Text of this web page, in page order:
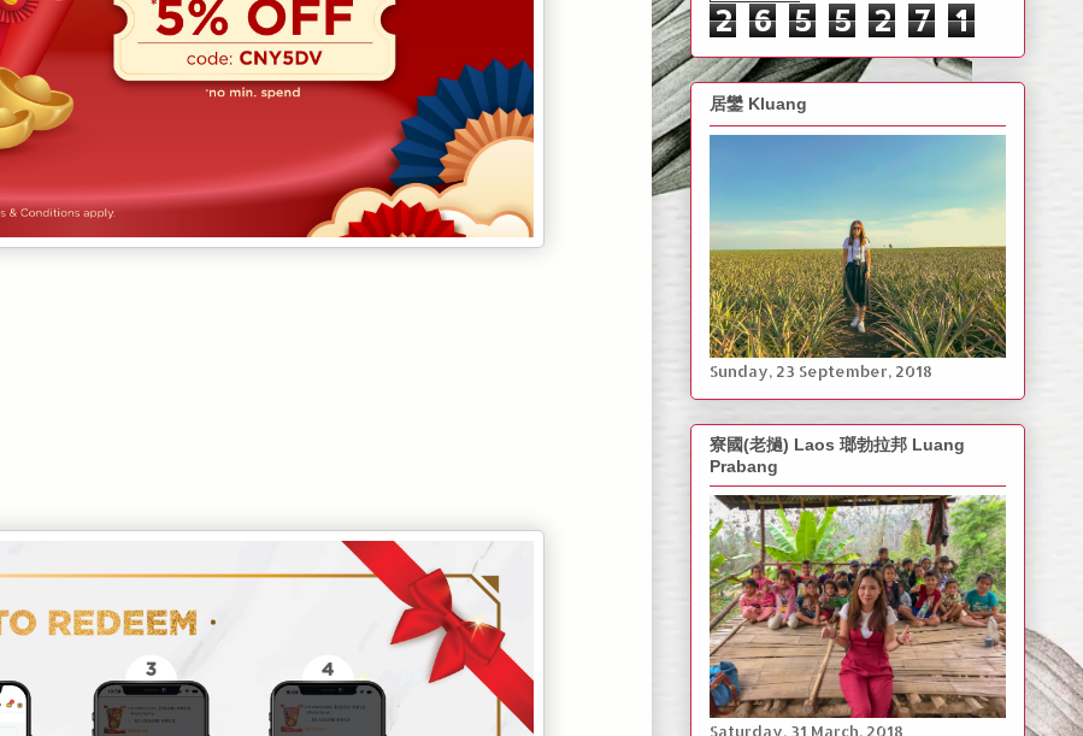
2 6 5 5 2 7 1
居鑾 Kluang
‎Sunday, ‎23 ‎September, ‎2018
寮國(老撾) Laos 瑯勃拉邦 Luang
Prabang
Saturday, ‎31 March, ‎2018